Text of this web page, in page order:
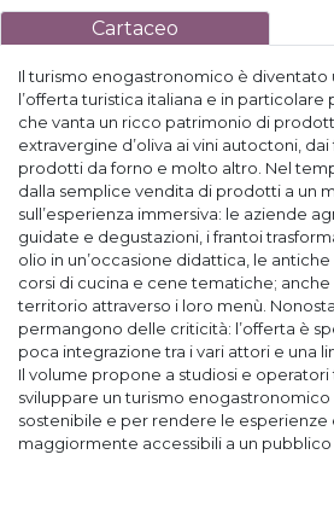
Cartaceo
Il turismo enogastronomico è
l’offerta turistica italiana e in particolare
che vanta un ricco patrimonio di
extravergine d’oliva ai vini autoctoni,
prodotti da forno e molto altro. Nel
dalla semplice vendita di prodotti a un
sull’esperienza immersiva: le aziende
guidate e degustazioni, i frantoi
olio in un’occasione didattica, le
corsi di cucina e cene tematiche;
territorio attraverso i loro menù.
permangono delle criticità: l’offerta è
poca integrazione tra i vari attori e una
Il volume propone a studiosi e
sviluppare un turismo
sostenibile e per rendere le
maggiormente accessibili a un pubblico